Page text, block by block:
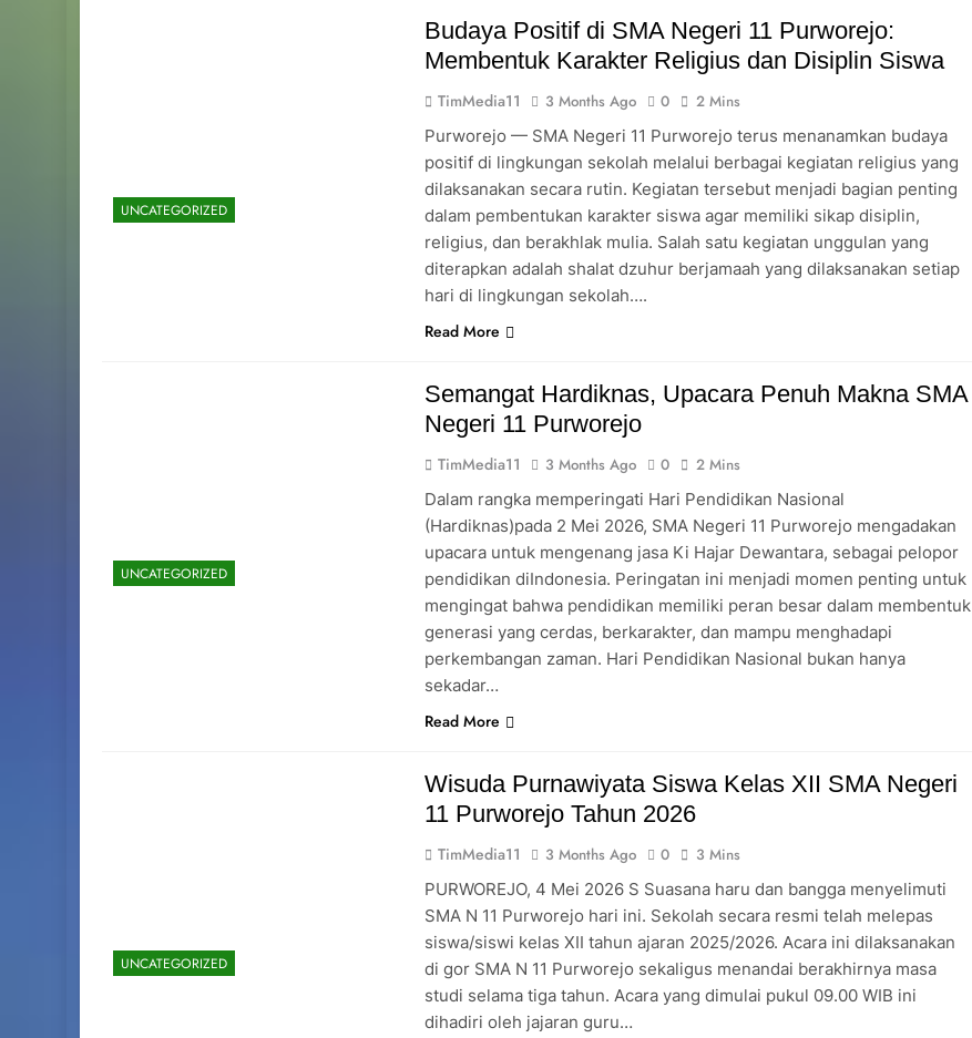
UNCATEGORIZED
Budaya Positif di SMA Negeri 11 Purworejo:
Membentuk Karakter Religius dan Disiplin Siswa
TimMedia11 3 Months Ago 0
2 Mins
Purworejo — SMA Negeri 11 Purworejo terus menanamkan budaya
positif di lingkungan sekolah melalui berbagai kegiatan religius yang
dilaksanakan secara rutin. Kegiatan tersebut menjadi bagian penting
dalam pembentukan karakter siswa agar memiliki sikap disiplin,
religius, dan berakhlak mulia. Salah satu kegiatan unggulan yang
diterapkan adalah shalat dzuhur berjamaah yang dilaksanakan setiap
hari di lingkungan sekolah….
Read More
UNCATEGORIZED
Semangat Hardiknas, Upacara Penuh Makna SMA
Negeri 11 Purworejo
TimMedia11 3 Months Ago 0
2 Mins
Dalam rangka memperingati Hari Pendidikan Nasional
(Hardiknas)pada 2 Mei 2026, SMA Negeri 11 Purworejo mengadakan
upacara untuk mengenang jasa Ki Hajar Dewantara, sebagai pelopor
pendidikan diIndonesia. Peringatan ini menjadi momen penting untuk
mengingat bahwa pendidikan memiliki peran besar dalam membentuk
generasi yang cerdas, berkarakter, dan mampu menghadapi
perkembangan zaman. Hari Pendidikan Nasional bukan hanya
sekadar…
Read More
UNCATEGORIZED
Wisuda Purnawiyata Siswa Kelas XII SMA Negeri
11 Purworejo Tahun 2026
TimMedia11 3 Months Ago 0
3 Mins
PURWOREJO, 4 Mei 2026 S Suasana haru dan bangga menyelimuti
SMA N 11 Purworejo hari ini. Sekolah secara resmi telah melepas
siswa/siswi kelas XII tahun ajaran 2025/2026. Acara ini dilaksanakan
di gor SMA N 11 Purworejo sekaligus menandai berakhirnya masa
studi selama tiga tahun. Acara yang dimulai pukul 09.00 WIB ini
dihadiri oleh jajaran guru…